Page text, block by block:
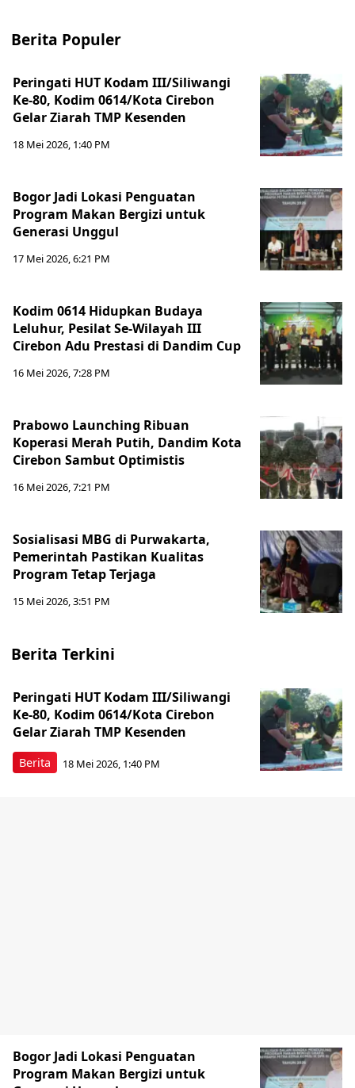
Berita Populer
Peringati HUT Kodam III/Siliwangi
Ke-80, Kodim 0614/Kota Cirebon
Gelar Ziarah TMP Kesenden
18 Mei 2026, 1:40 PM
Bogor Jadi Lokasi Penguatan
Program Makan Bergizi untuk
Generasi Unggul
17 Mei 2026, 6:21 PM
Kodim 0614 Hidupkan Budaya
Leluhur, Pesilat Se-Wilayah III
Cirebon Adu Prestasi di Dandim Cup
16 Mei 2026, 7:28 PM
Prabowo Launching Ribuan
Koperasi Merah Putih, Dandim Kota
Cirebon Sambut Optimistis
16 Mei 2026, 7:21 PM
Sosialisasi MBG di Purwakarta,
Pemerintah Pastikan Kualitas
Program Tetap Terjaga
15 Mei 2026, 3:51 PM
Berita Terkini
Berita
Peringati HUT Kodam III/Siliwangi
Ke-80, Kodim 0614/Kota Cirebon
Gelar Ziarah TMP Kesenden
18 Mei 2026, 1:40 PM
Bogor Jadi Lokasi Penguatan
Program Makan Bergizi untuk